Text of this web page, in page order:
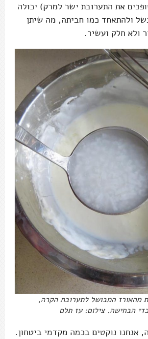
את התערובת ישר למרק) יכולה
ולהתאחד כמו חביתה, מה שיתן
ולא חלק ועשיר.
2-3 מצקות מהאורז המבושל לתערובת הקרה,
הבחישה. צילום: עז תלם
אנחנו נוקטים בכמה מקדמי ביטחון.